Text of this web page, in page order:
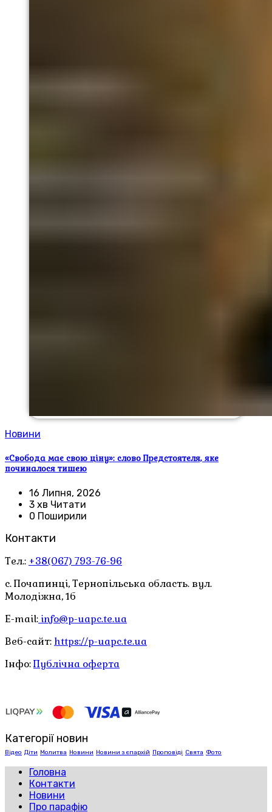
Новини
«Свобода має свою ціну»: слово Предстоятеля, яке
починалося тишею
16 Липня, 2026
3 хв Читати
0 Поширили
Контакти
Тел.: +38(067) 793-76-96
с. Почапинці, Тернопільська область. вул.
Молодіжна, 1б
E-mail: info@p-uapc.te.ua
Веб-сайт: https://p-uapc.te.ua
Інфо:Публічна оферта
Категорії новин
Відео Діти Молитва Новини Новини з єпархій Проповіді Свята Фото
Головна
Контакти
Новини
Про парафію